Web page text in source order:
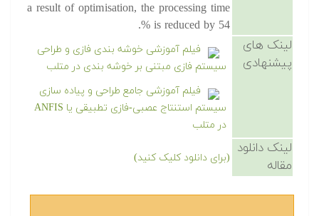
a result of optimisation, the processing time
is reduced by 54 %.
لینک های
پیشنهادی
فیلم آموزشی خوشه بندی فازی و طراحی
سیستم فازی مبتنی بر خوشه بندی در متلب
فیلم آموزشی جامع طراحی و پیاده سازی
سیستم استنتاج عصبی-فازی تطبیقی یا ANFIS
در متلب
لینک دانلود
مقاله
(برای دانلود کلیک کنید)